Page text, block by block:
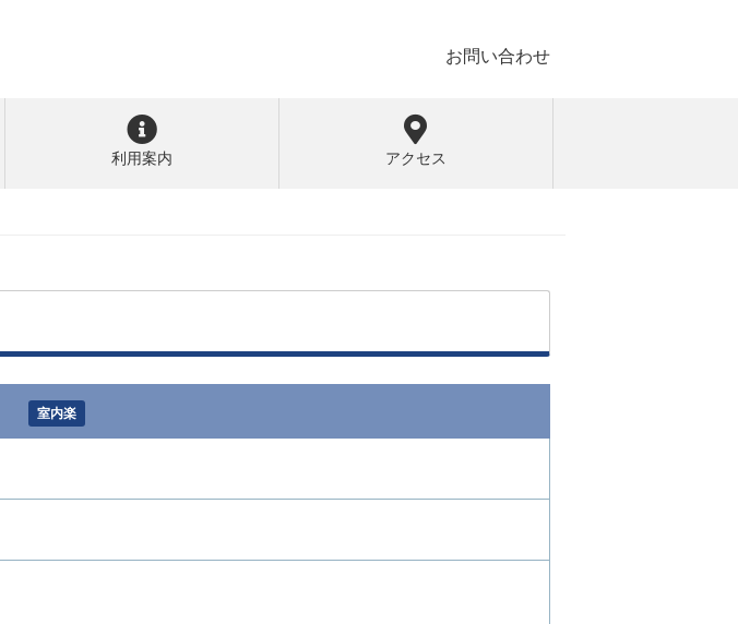
お問い合わせ
利用案内 アクセス
室内楽